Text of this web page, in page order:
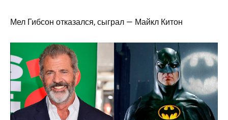
Мел Гибсон отказался, сыграл — Майкл Китон